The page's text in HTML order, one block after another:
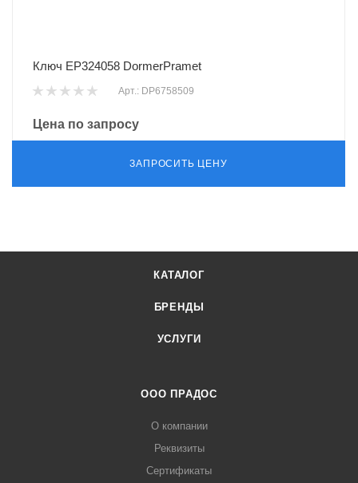
Ключ EP324058 DormerPramet
Арт.: DP6758509
Цена по запросу
ЗАПРОСИТЬ ЦЕНУ
КАТАЛОГ
БРЕНДЫ
УСЛУГИ
ООО ПРАДОС
О компании
Реквизиты
Сертификаты